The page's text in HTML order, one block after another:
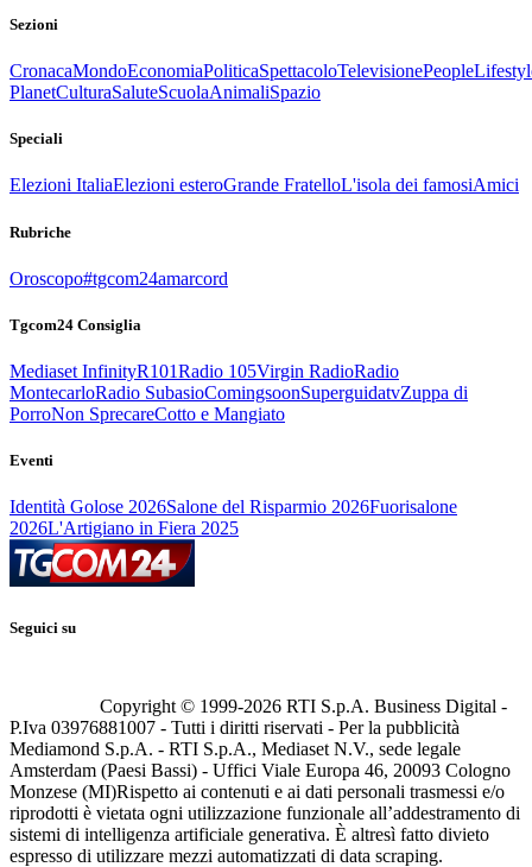
Sezioni
CronacaMondoEconomiaPoliticaSpettacoloTelevisionePeople
PlanetCulturaSaluteScuolaAnimaliSpazio
Speciali
Elezioni ItaliaElezioni esteroGrande FratelloL'isola dei famosiAmici
Rubriche
Oroscopo#tgcom24amarcord
Tgcom24 Consiglia
Mediaset InfinityR101Radio 105Virgin RadioRadio
MontecarloRadio SubasioComingsoonSuperguidatvZuppa di
PorroNon SprecareCotto e Mangiato
Eventi
Identità Golose 2026Salone del Risparmio 2026Fuorisalone
2026L'Artigiano in Fiera 2025
Seguici su
Copyright © 1999-2026 RTI S.p.A. Business Digital -
P.Iva 03976881007 - Tutti i diritti riservati - Per la pubblicità
Mediamond S.p.A. - RTI S.p.A., Mediaset N.V., sede legale
Amsterdam (Paesi Bassi) - Uffici Viale Europa 46, 20093 Cologno
Monzese (MI)Rispetto ai contenuti e ai dati personali trasmessi e/o
riprodotti è vietata ogni utilizzazione funzionale all’addestramento di
sistemi di intelligenza artificiale generativa. È altresì fatto divieto
espresso di utilizzare mezzi automatizzati di data scraping.